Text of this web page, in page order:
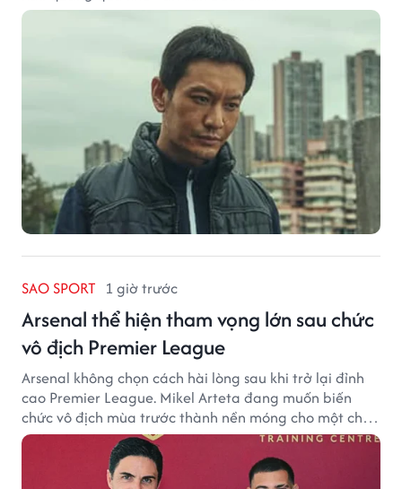
SAO SPORT 1 giờ trước
Arsenal thể hiện tham vọng lớn sau chức
vô địch Premier League
Arsenal không chọn cách hài lòng sau khi trở lại đỉnh
cao Premier League. Mikel Arteta đang muốn biến
chức vô địch mùa trước thành nền móng cho một chu
kỳ thành công mới.